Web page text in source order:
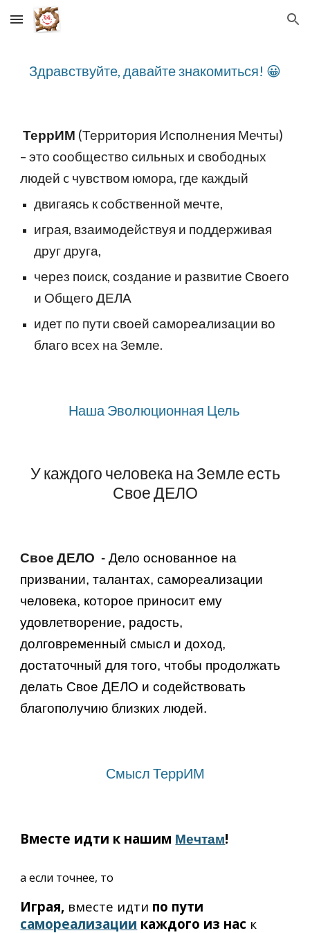
Skip to main content Skip to navigation
Здравствуйте, давайте знакомиться! 😀
ТеррИМ (Территория Исполнения Мечты)
– это сообщество сильных и свободных
людей c чувством юмора, где каждый
двигаясь к собственной мечте,
играя, взаимодействуя и поддерживая
друг друга,
через поиск, создание и развитие Своего
и Общего ДЕЛА
идет по пути своей самореализации во
благо всех на Земле.
Наша Эволюционная Цель
У каждого человека на Земле есть
Свое ДЕЛО
Свое ДЕЛО - Дело основанное на
призвании, талантах, самореализации
человека, которое приносит ему
удовлетворение, радость,
долговременный смысл и доход,
достаточный для того, чтобы продолжать
делать Свое ДЕЛО и содействовать
благополучию близких людей.
Смысл ТеррИМ
Вместе идти к нашим Мечтам!
а если точнее, то
Играя, вместе идти по пути
самореализации каждого из нас к